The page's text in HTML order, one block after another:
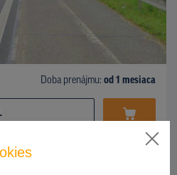
Doba prenájmu: od 1 mesiaca